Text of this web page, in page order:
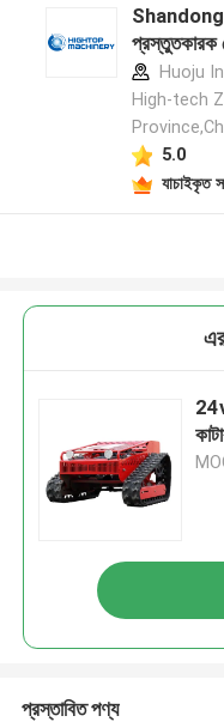
প্রস্তুতকারক
Huoju
High-tech
5.0
যাচাইকৃত
প্রস্তাবিত পণ্য